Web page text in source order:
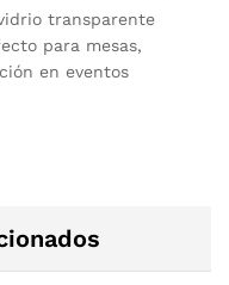
transparente
para mesas,
en eventos